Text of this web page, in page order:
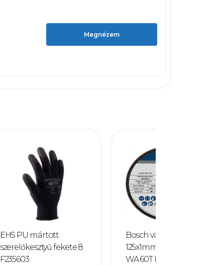
Megnézem
EHS PU mártott
szerelőkesztyű fekete 8
F235603
Bosch vágókorong
125x1mm INOX egyenes
WA 60T BF F143007